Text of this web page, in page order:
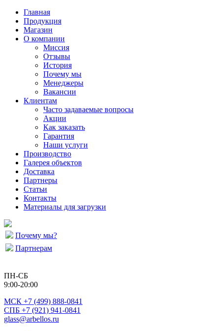
Главная
Продукция
Магазин
О компании
Миссия
Отзывы
История
Почему мы
Менеджеры
Вакансии
Клиентам
Часто задаваемые вопросы
Акции
Как заказать
Гарантия
Наши услуги
Производство
Галерея объектов
Доставка
Партнеры
Статьи
Контакты
Материалы для загрузки
Почему мы?
Партнерам
ПН-СБ
9:00-20:00
МСК +7 (499) 888-0841
СПБ +7 (921) 941-0841
glass@arbellos.ru